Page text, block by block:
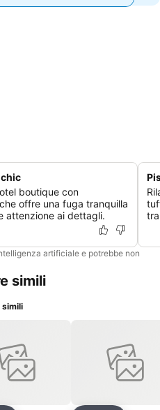
boutique con
offre una fuga tranquilla
attenzione ai dettagli.
artificiale e potrebbe non
simili